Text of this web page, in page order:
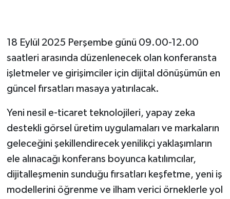
18 Eylül 2025 Perşembe günü 09.00-12.00
saatleri arasında düzenlenecek olan konferansta
işletmeler ve girişimciler için dijital dönüşümün en
güncel fırsatları masaya yatırılacak.
Yeni nesil e-ticaret teknolojileri, yapay zeka
destekli görsel üretim uygulamaları ve markaların
geleceğini şekillendirecek yenilikçi yaklaşımların
ele alınacağı konferans boyunca katılımcılar,
dijitalleşmenin sunduğu fırsatları keşfetme, yeni iş
modellerini öğrenme ve ilham verici örneklerle yol